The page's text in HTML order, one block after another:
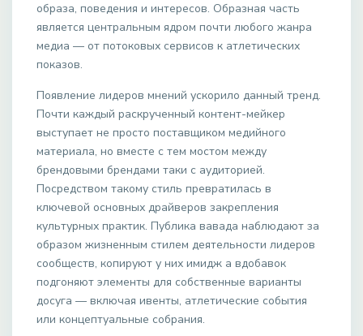
образа, поведения и интересов. Образная часть
является центральным ядром почти любого жанра
медиа — от потоковых сервисов к атлетических
показов.
Появление лидеров мнений ускорило данный тренд.
Почти каждый раскрученный контент-мейкер
выступает не просто поставщиком медийного
материала, но вместе с тем мостом между
брендовыми брендами таки с аудиторией.
Посредством такому стиль превратилась в
ключевой основных драйверов закрепления
культурных практик. Публика вавада наблюдают за
образом жизненным стилем деятельности лидеров
сообществ, копируют у них имидж а вдобавок
подгоняют элементы для собственные варианты
досуга — включая ивенты, атлетические события
или концептуальные собрания.